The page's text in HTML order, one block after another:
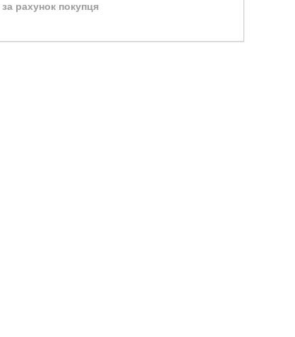
за рахунок покупця